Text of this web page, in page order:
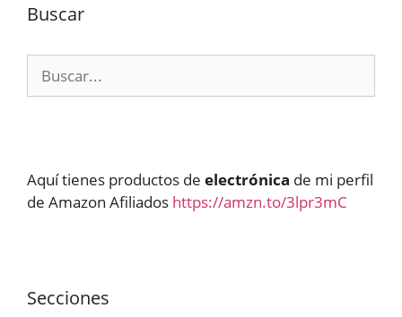
Buscar
Aquí tienes productos de electrónica de mi perfil
de Amazon Afiliados https://amzn.to/3lpr3mC
Secciones